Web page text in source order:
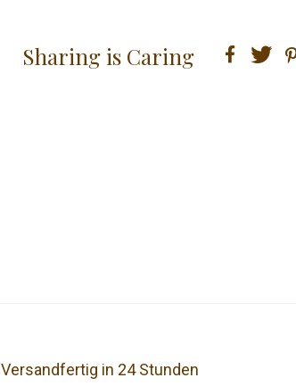
Sharing is Caring
Versandfertig in 24 Stunden